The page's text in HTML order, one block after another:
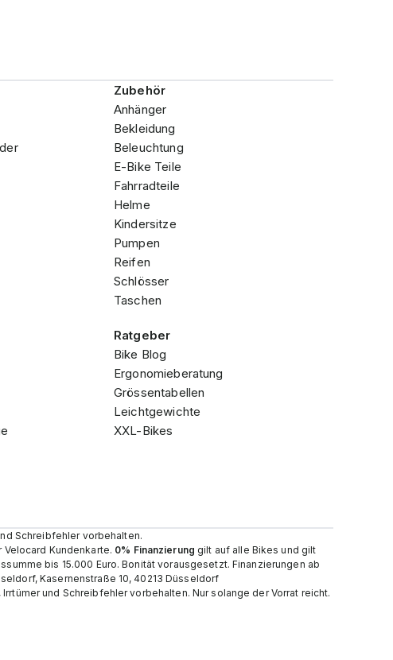
Zubehör
Anhänger
Bekleidung
Beleuchtung
E-Bike Teile
Fahrradteile
Helme
Kindersitze
Pumpen
Reifen
Schlösser
Taschen
Ratgeber
Bike Blog
Ergonomieberatung
Grössentabellen
Leichtgewichte
XXL-Bikes
Schreibfehler vorbehalten.
Kundenkarte. 0% Finanzierung gilt auf alle Bikes und gilt
bis 15.000 Euro. Bonität vorausgesetzt. Finanzierungen ab
Kasernenstraße 10, 40213 Düsseldorf
und Schreibfehler vorbehalten. Nur solange der Vorrat reicht.​